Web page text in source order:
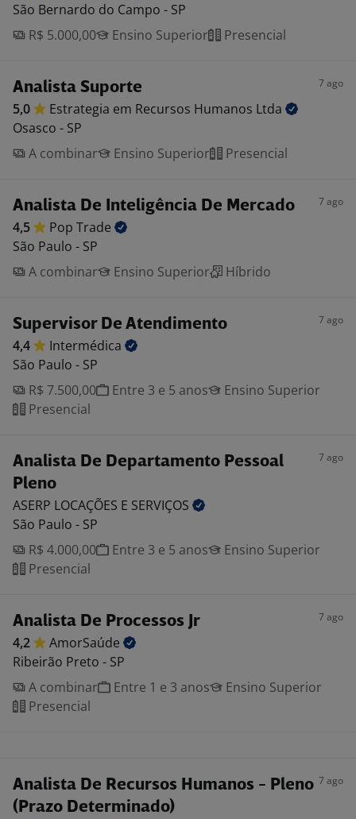
São Bernardo do Campo - SP
R$ 5.000,00
Ensino Superior Presencial
Analista Suporte 7 ago
5,0 Estrategia em Recursos Humanos Ltda
Osasco - SP
A combinar
Ensino Superior Presencial
Analista De Inteligência De Mercado 7 ago
4,5 Pop Trade
São Paulo - SP
A combinar
Ensino Superior Híbrido
Supervisor De Atendimento 7 ago
4,4
Intermédica
São Paulo - SP
R$ 7.500,00
Entre 3 e 5 anos
Ensino Superior
Presencial
Analista De Departamento Pessoal
Pleno
7 ago
ASERP LOCAÇÕES E SERVIÇOS
São Paulo - SP
R$ 4.000,00
Entre 3 e 5 anos
Ensino Superior
Presencial
Analista De Processos Jr 7 ago
4,2
AmorSaúde
Ribeirão Preto - SP
A combinar
Entre 1 e 3 anos
Ensino Superior
Presencial
Analista De Recursos Humanos - Pleno
(Prazo Determinado)
7 ago